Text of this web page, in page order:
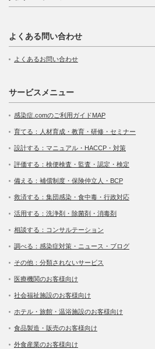
よくある問い合わせ
よくあるお問い合わせ
サービスメニュー
感染症.comのご利用ガイドMAP
育てる：人材育成・教育・研修・セミナー
設計する：マニュアル・HACCP・対策
評価する：検便検査・監査・認定・検定
備える：補償制度・保険仲立人・BCP
救済する：集団感染・食中毒・行政対応
活用する：洗浄剤・除菌剤・消毒剤
相談する：コンサルテーション
調べる：感染症対策・ニュース・ブログ
その他：分類されないサービス
医療機関のお客様向け
社会福祉施設のお客様向け
ホテル・旅館・温浴施設のお客様向け
食品製造・販売のお客様向け
外食産業のお客様向け